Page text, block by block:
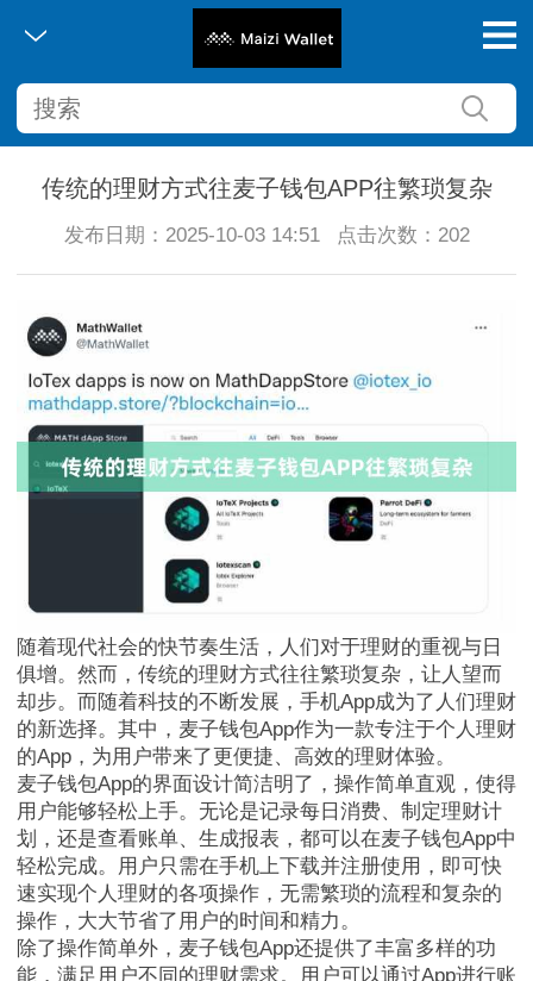
传统的理财方式往麦子钱包APP往繁琐复杂
发布日期：2025-10-03 14:51 点击次数：202
随着现代社会的快节奏生活，人们对于理财的重视与日
俱增。然而，传统的理财方式往往繁琐复杂，让人望而
却步。而随着科技的不断发展，手机App成为了人们理财
的新选择。其中，麦子钱包App作为一款专注于个人理财
的App，为用户带来了更便捷、高效的理财体验。
麦子钱包App的界面设计简洁明了，操作简单直观，使得
用户能够轻松上手。无论是记录每日消费、制定理财计
划，还是查看账单、生成报表，都可以在麦子钱包App中
轻松完成。用户只需在手机上下载并注册使用，即可快
速实现个人理财的各项操作，无需繁琐的流程和复杂的
操作，大大节省了用户的时间和精力。
除了操作简单外，麦子钱包App还提供了丰富多样的功
能，满足用户不同的理财需求。用户可以通过App进行账